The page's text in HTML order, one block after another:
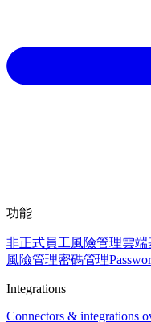
功能
非正式員工風險管理雲端
風險管理密碼管理
Integrations
Connectors & integrations